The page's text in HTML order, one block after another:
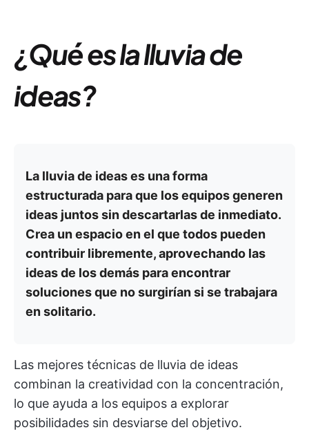
¿Qué es la lluvia de
ideas?
La lluvia de ideas es una forma
estructurada para que los equipos generen
ideas juntos sin descartarlas de inmediato.
Crea un espacio en el que todos pueden
contribuir libremente, aprovechando las
ideas de los demás para encontrar
soluciones que no surgirían si se trabajara
en solitario.
Las mejores técnicas de lluvia de ideas
combinan la creatividad con la concentración,
lo que ayuda a los equipos a explorar
posibilidades sin desviarse del objetivo.